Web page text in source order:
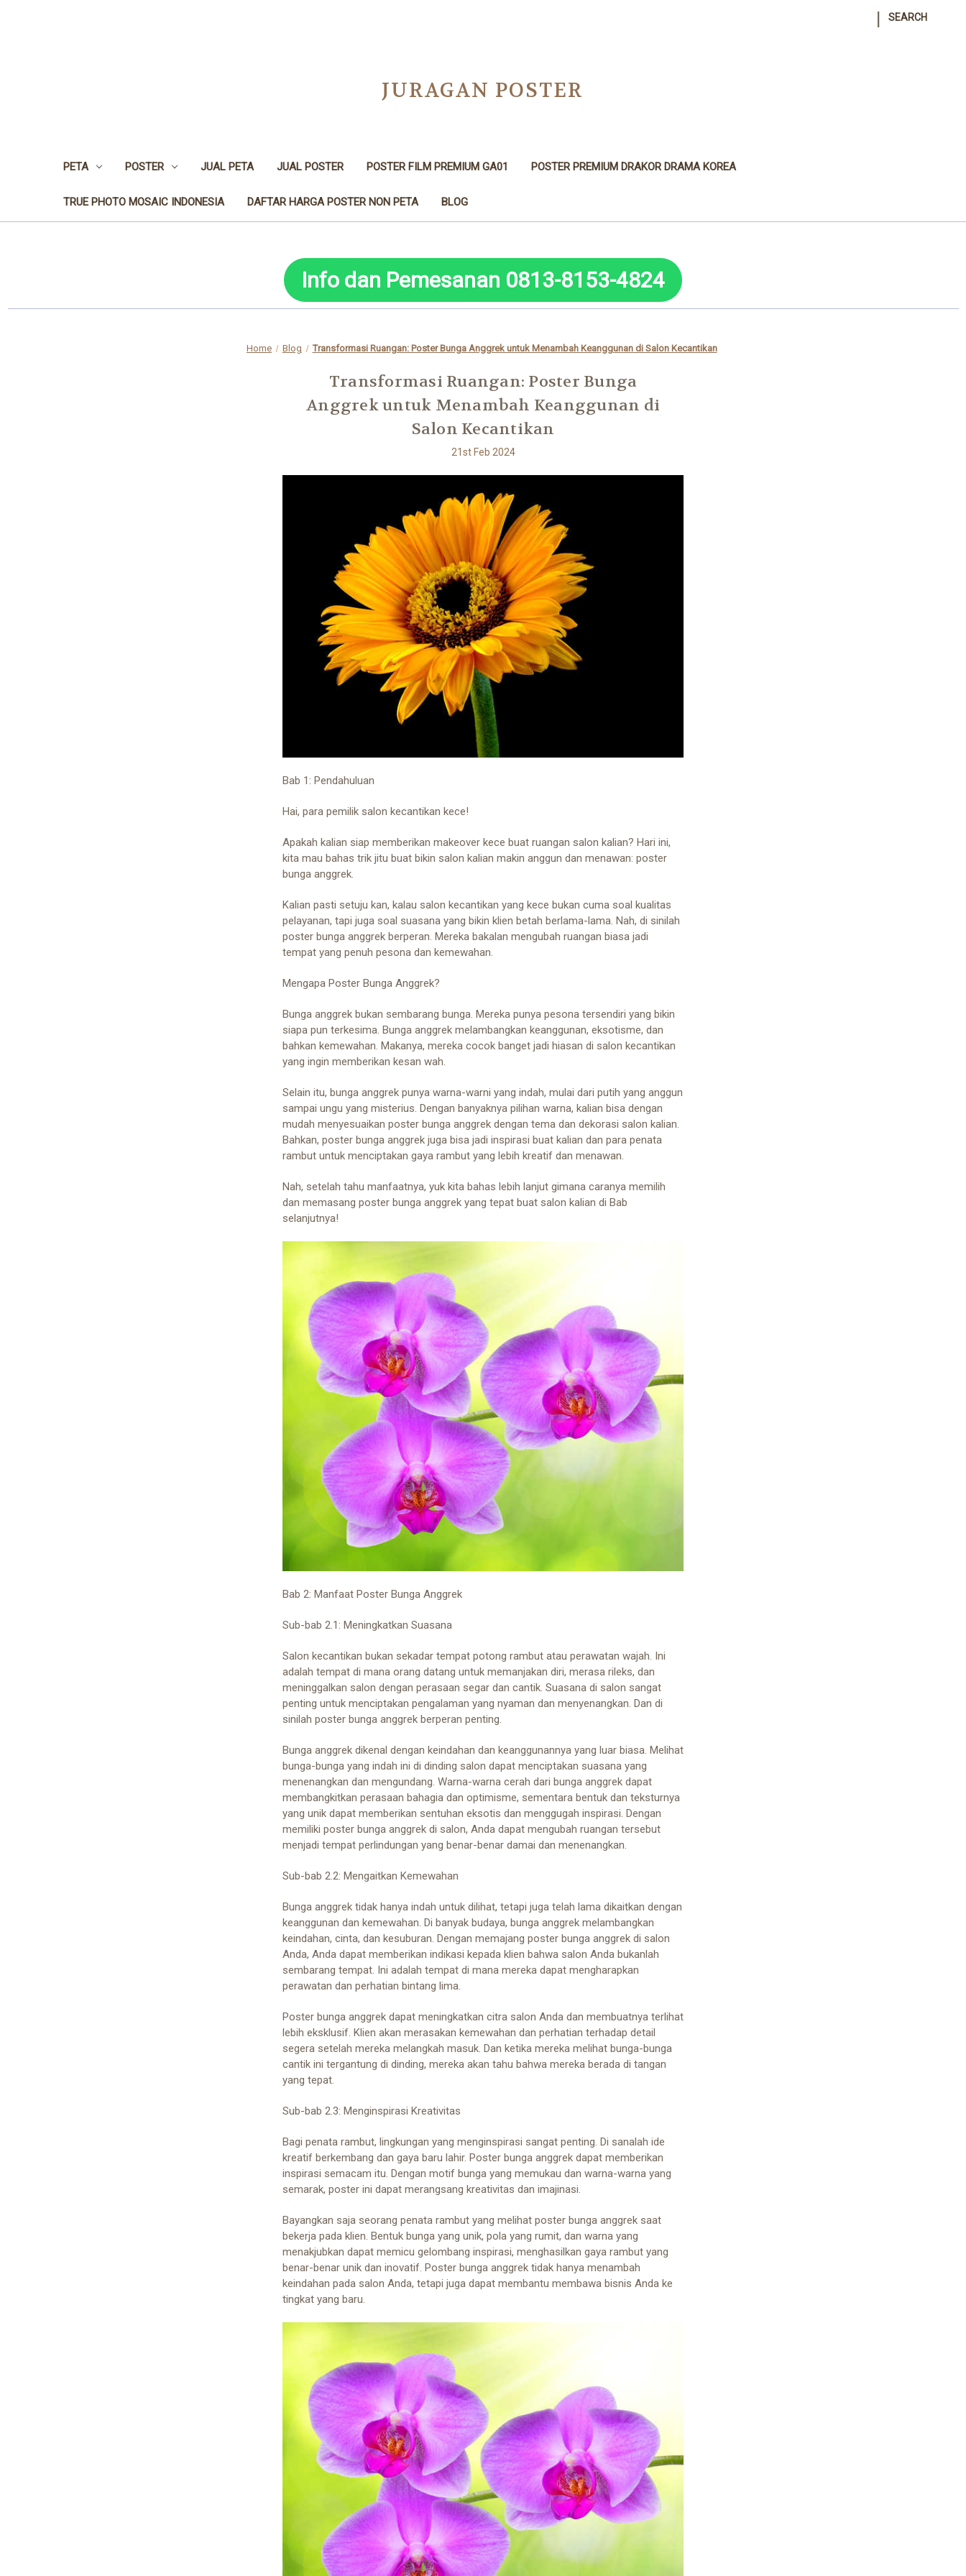
SEARCH
JURAGAN POSTER
PETA POSTER JUAL PETA JUAL POSTER POSTER FILM PREMIUM GA01 POSTER PREMIUM DRAKOR DRAMA KOREA
TRUE PHOTO MOSAIC INDONESIA DAFTAR HARGA POSTER NON PETA BLOG
Info dan Pemesanan 0813-8153-4824
Home Blog Transformasi Ruangan: Poster Bunga Anggrek untuk Menambah Keanggunan di Salon Kecantikan
Transformasi Ruangan: Poster Bunga
Anggrek untuk Menambah Keanggunan di
Salon Kecantikan
21st Feb 2024
Bab 1: Pendahuluan
Hai, para pemilik salon kecantikan kece!
Apakah kalian siap memberikan makeover kece buat ruangan salon kalian? Hari ini,
kita mau bahas trik jitu buat bikin salon kalian makin anggun dan menawan: poster
bunga anggrek.
Kalian pasti setuju kan, kalau salon kecantikan yang kece bukan cuma soal kualitas
pelayanan, tapi juga soal suasana yang bikin klien betah berlama-lama. Nah, di sinilah
poster bunga anggrek berperan. Mereka bakalan mengubah ruangan biasa jadi
tempat yang penuh pesona dan kemewahan.
Mengapa Poster Bunga Anggrek?
Bunga anggrek bukan sembarang bunga. Mereka punya pesona tersendiri yang bikin
siapa pun terkesima. Bunga anggrek melambangkan keanggunan, eksotisme, dan
bahkan kemewahan. Makanya, mereka cocok banget jadi hiasan di salon kecantikan
yang ingin memberikan kesan wah.
Selain itu, bunga anggrek punya warna-warni yang indah, mulai dari putih yang anggun
sampai ungu yang misterius. Dengan banyaknya pilihan warna, kalian bisa dengan
mudah menyesuaikan poster bunga anggrek dengan tema dan dekorasi salon kalian.
Bahkan, poster bunga anggrek juga bisa jadi inspirasi buat kalian dan para penata
rambut untuk menciptakan gaya rambut yang lebih kreatif dan menawan.
Nah, setelah tahu manfaatnya, yuk kita bahas lebih lanjut gimana caranya memilih
dan memasang poster bunga anggrek yang tepat buat salon kalian di Bab
selanjutnya!
Bab 2: Manfaat Poster Bunga Anggrek
Sub-bab 2.1: Meningkatkan Suasana
Salon kecantikan bukan sekadar tempat potong rambut atau perawatan wajah. Ini
adalah tempat di mana orang datang untuk memanjakan diri, merasa rileks, dan
meninggalkan salon dengan perasaan segar dan cantik. Suasana di salon sangat
penting untuk menciptakan pengalaman yang nyaman dan menyenangkan. Dan di
sinilah poster bunga anggrek berperan penting.
Bunga anggrek dikenal dengan keindahan dan keanggunannya yang luar biasa. Melihat
bunga-bunga yang indah ini di dinding salon dapat menciptakan suasana yang
menenangkan dan mengundang. Warna-warna cerah dari bunga anggrek dapat
membangkitkan perasaan bahagia dan optimisme, sementara bentuk dan teksturnya
yang unik dapat memberikan sentuhan eksotis dan menggugah inspirasi. Dengan
memiliki poster bunga anggrek di salon, Anda dapat mengubah ruangan tersebut
menjadi tempat perlindungan yang benar-benar damai dan menenangkan.
Sub-bab 2.2: Mengaitkan Kemewahan
Bunga anggrek tidak hanya indah untuk dilihat, tetapi juga telah lama dikaitkan dengan
keanggunan dan kemewahan. Di banyak budaya, bunga anggrek melambangkan
keindahan, cinta, dan kesuburan. Dengan memajang poster bunga anggrek di salon
Anda, Anda dapat memberikan indikasi kepada klien bahwa salon Anda bukanlah
sembarang tempat. Ini adalah tempat di mana mereka dapat mengharapkan
perawatan dan perhatian bintang lima.
Poster bunga anggrek dapat meningkatkan citra salon Anda dan membuatnya terlihat
lebih eksklusif. Klien akan merasakan kemewahan dan perhatian terhadap detail
segera setelah mereka melangkah masuk. Dan ketika mereka melihat bunga-bunga
cantik ini tergantung di dinding, mereka akan tahu bahwa mereka berada di tangan
yang tepat.
Sub-bab 2.3: Menginspirasi Kreativitas
Bagi penata rambut, lingkungan yang menginspirasi sangat penting. Di sanalah ide
kreatif berkembang dan gaya baru lahir. Poster bunga anggrek dapat memberikan
inspirasi semacam itu. Dengan motif bunga yang memukau dan warna-warna yang
semarak, poster ini dapat merangsang kreativitas dan imajinasi.
Bayangkan saja seorang penata rambut yang melihat poster bunga anggrek saat
bekerja pada klien. Bentuk bunga yang unik, pola yang rumit, dan warna yang
menakjubkan dapat memicu gelombang inspirasi, menghasilkan gaya rambut yang
benar-benar unik dan inovatif. Poster bunga anggrek tidak hanya menambah
keindahan pada salon Anda, tetapi juga dapat membantu membawa bisnis Anda ke
tingkat yang baru.